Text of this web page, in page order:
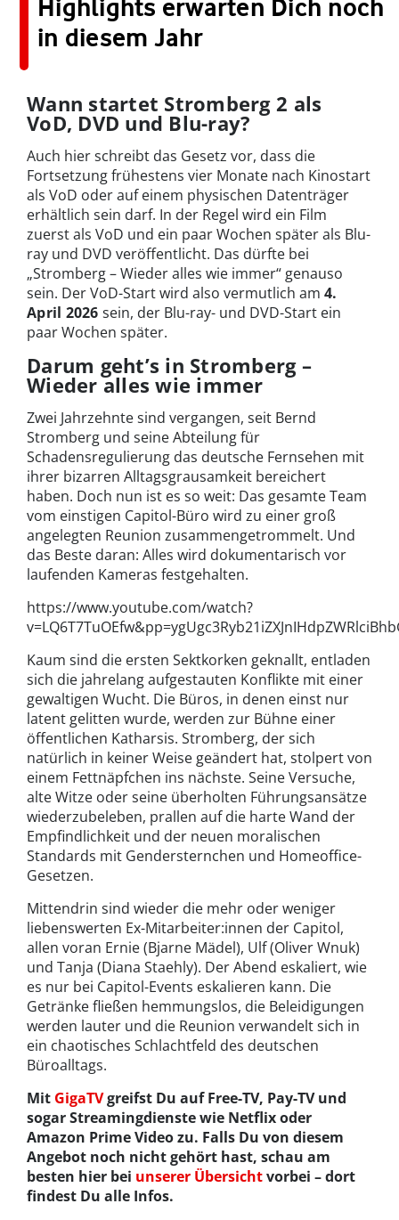
Highlights erwarten Dich noch
in diesem Jahr
Wann startet Stromberg 2 als
VoD, DVD und Blu-ray?
Auch hier schreibt das Gesetz vor, dass die
Fortsetzung frühestens vier Monate nach Kinostart
als VoD oder auf einem physischen Datenträger
erhältlich sein darf. In der Regel wird ein Film
zuerst als VoD und ein paar Wochen später als Blu-
ray und DVD veröffentlicht. Das dürfte bei
„Stromberg – Wieder alles wie immer“ genauso
sein. Der VoD-Start wird also vermutlich am 4.
April 2026 sein, der Blu-ray- und DVD-Start ein
paar Wochen später.
Darum geht’s in Stromberg –
Wieder alles wie immer
Zwei Jahrzehnte sind vergangen, seit Bernd
Stromberg und seine Abteilung für
Schadensregulierung das deutsche Fernsehen mit
ihrer bizarren Alltagsgrausamkeit bereichert
haben. Doch nun ist es so weit: Das gesamte Team
vom einstigen Capitol-Büro wird zu einer groß
angelegten Reunion zusammengetrommelt. Und
das Beste daran: Alles wird dokumentarisch vor
laufenden Kameras festgehalten.
https://www.youtube.com/watch?
Kaum sind die ersten Sektkorken geknallt, entladen
sich die jahrelang aufgestauten Konflikte mit einer
gewaltigen Wucht. Die Büros, in denen einst nur
latent gelitten wurde, werden zur Bühne einer
öffentlichen Katharsis. Stromberg, der sich
natürlich in keiner Weise geändert hat, stolpert von
einem Fettnäpfchen ins nächste. Seine Versuche,
alte Witze oder seine überholten Führungsansätze
wiederzubeleben, prallen auf die harte Wand der
Empfindlichkeit und der neuen moralischen
Standards mit Gendersternchen und Homeoffice-
Gesetzen.
Mittendrin sind wieder die mehr oder weniger
liebenswerten Ex-Mitarbeiter:innen der Capitol,
allen voran Ernie (Bjarne Mädel), Ulf (Oliver Wnuk)
und Tanja (Diana Staehly). Der Abend eskaliert, wie
es nur bei Capitol-Events eskalieren kann. Die
Getränke fließen hemmungslos, die Beleidigungen
werden lauter und die Reunion verwandelt sich in
ein chaotisches Schlachtfeld des deutschen
Büroalltags.
Mit GigaTVgreifst Du auf Free-TV, Pay-TV und
sogar Streamingdienste wie Netflix oder
Amazon Prime Video zu. Falls Du von diesem
Angebot noch nicht gehört hast, schau am
besten hier bei unserer Übersichtvorbei – dort
findest Du alle Infos.